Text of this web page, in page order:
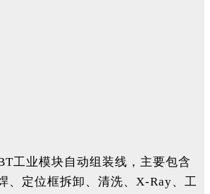
工业模块自动组装线，主要包含
、定位框拆卸、清洗、X-Ray、工